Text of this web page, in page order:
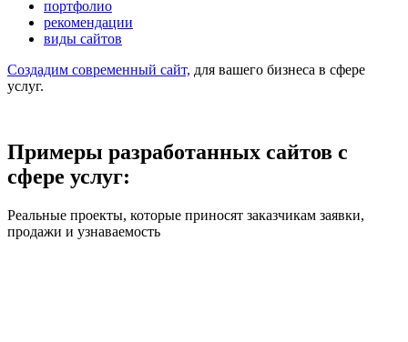
портфолио
рекомендации
виды сайтов
Создадим современный сайт, для вашего бизнеса в сфере
услуг.
Примеры разработанных сайтов с
сфере услуг:
Реальные проекты, которые приносят заказчикам заявки,
продажи и узнаваемость